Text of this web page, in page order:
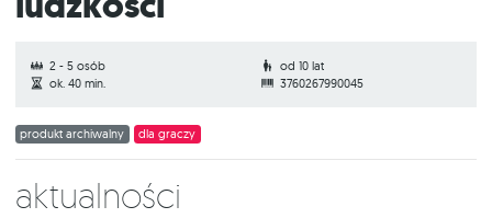
2 - 5 osób
od 10 lat
ok. 40 min.
3760267990045
produkt archiwalny dla graczy
Aktualności